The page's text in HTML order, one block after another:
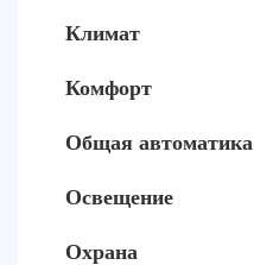
Климат
Комфорт
Общая автоматика
Освещение
Охрана